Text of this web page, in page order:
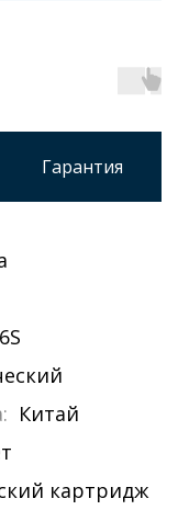
Гарантия
Китай
картридж